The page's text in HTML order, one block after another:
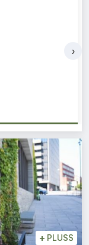
›
+ PLUSS